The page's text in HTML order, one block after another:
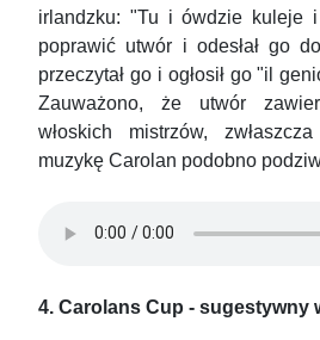
irlandzku: "Tu i ówdzie kuleje
poprawić utwór i odesłał go
przeczytał go i ogłosił go "il
Zauważono, że utwór
włoskich mistrzów,
muzykę Carolan podobno
4. Carolans Cup - sugestywny